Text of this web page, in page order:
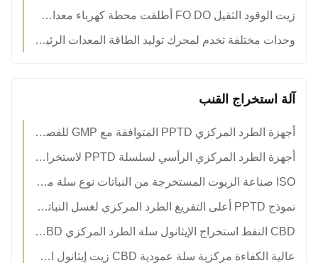
زيت الوقود الثقيل FO DO أطلقت محطة كهرباء معدات مع وحدات مختلفة
وحدات مختلفة تخدم لمحرك توليد الطاقة المعدات الرئيسية
آلة استخراج القنب
أجهزة الطرد المركزي PPTD المتوافقة مع GMP للفصل بين API عالي النقاء والمواد الدوائية الوسيطة
أجهزة الطرد المركزي الرأسي لسلسلة PPTD لاستخراج الكحول
ISO صناعة الزيوت المستخرجة من النباتات نوع سلة معدات الطرد المركزي
نموذج PPTD أعلى التفريغ الطرد المركزي لغسل النباتات الأرض مع الكحول
CBD النفط استخراج الإيثانول سلة الطرد المركزي CBD استخراج النفط آلة PPTD
عالية الكفاءة مركزية سلة عمودية CBD زيت إيثانول استخراج آلة